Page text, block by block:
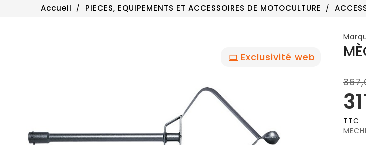
Accueil PIECES, EQUIPEMENTS ET ACCESSOIRES DE MOTOCULTURE
Exclusivité web
TTC